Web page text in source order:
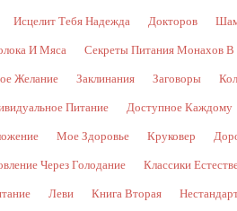
Исцелит Тебя Надежда Докторов
И Мяса Секреты Питания Монахов В
Желание Заклинания Заговоры
Питание Доступное Каждому
Мое Здоровье Круковер
Через Голодание Классики
Леви Книга Вторая